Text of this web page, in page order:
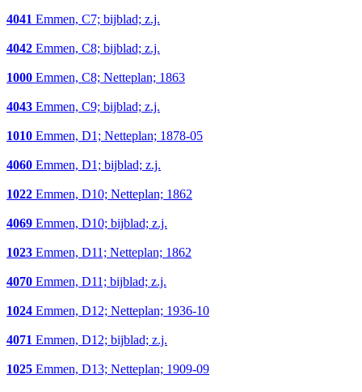
4041 Emmen, C7; bijblad; z.j.
4042 Emmen, C8; bijblad; z.j.
1000 Emmen, C8; Netteplan; 1863
4043 Emmen, C9; bijblad; z.j.
1010 Emmen, D1; Netteplan; 1878-05
4060 Emmen, D1; bijblad; z.j.
1022 Emmen, D10; Netteplan; 1862
4069 Emmen, D10; bijblad; z.j.
1023 Emmen, D11; Netteplan; 1862
4070 Emmen, D11; bijblad; z.j.
1024 Emmen, D12; Netteplan; 1936-10
4071 Emmen, D12; bijblad; z.j.
1025 Emmen, D13; Netteplan; 1909-09